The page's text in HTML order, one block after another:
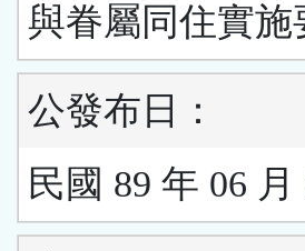
與眷屬同住實施
公發布日：
民國 89 年 06 月